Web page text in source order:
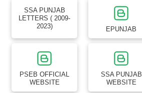
SSA PUNJAB
LETTERS ( 2009-
2023)
EPUNJAB
PSEB OFFICIAL
WEBSITE
SSA PUNJAB
WEBSITE